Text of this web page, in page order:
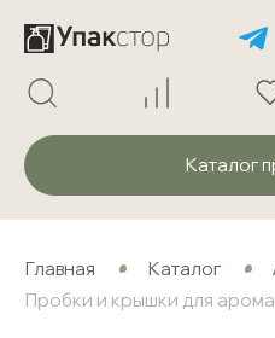
Каталог
Главная Каталог
Пробки и крышки для